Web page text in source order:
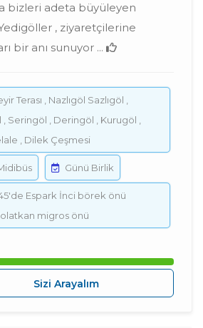
bizleri adeta büyüleyen
, ziyaretçilerine
bir anı sunuyor ...
Terası , Nazlıgöl Sazlıgöl ,
Seringöl , Deringöl , Kurugöl ,
, Dilek Çeşmesi
Günü Birlik
Espark İnci börek önü
migros önü
Sizi Arayalım